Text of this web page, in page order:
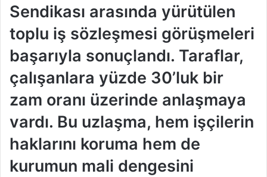
Sendikası arasında yürütülen
toplu iş sözleşmesi görüşmeleri
başarıyla sonuçlandı. Taraflar,
çalışanlara yüzde 30’luk bir
zam oranı üzerinde anlaşmaya
vardı. Bu uzlaşma, hem işçilerin
haklarını koruma hem de
kurumun mali dengesini